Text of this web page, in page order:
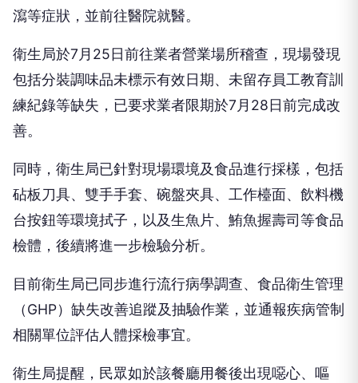
瀉等症狀，並前往醫院就醫。
衛生局於7月25日前往業者營業場所稽查，現場發現
包括分裝調味品未標示有效日期、未留存員工教育訓
練紀錄等缺失，已要求業者限期於7月28日前完成改
善。
同時，衛生局已針對現場環境及食品進行採樣，包括
砧板刀具、雙手手套、碗盤夾具、工作檯面、飲料機
台按鈕等環境拭子，以及生魚片、鮪魚握壽司等食品
檢體，後續將進一步檢驗分析。
目前衛生局已同步進行流行病學調查、食品衛生管理
（GHP）缺失改善追蹤及抽驗作業，並通報疾病管制
相關單位評估人體採檢事宜。
衛生局提醒，民眾如於該餐廳用餐後出現噁心、嘔